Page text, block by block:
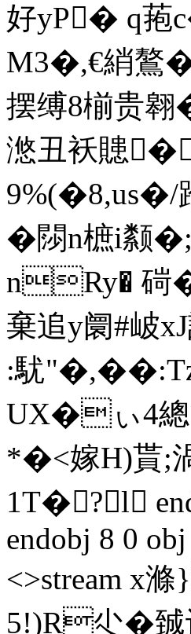
好yP� q
M3�,€綃鷔
摆缚8椾贵翱
滺丑袄贃�
9%(�8,us�/
�閯n樜i颣
nRy� 碋
棄追y阛#岥
:駀
UX�ぃ4總
*�<嫁H)貰;
1T�?l
endobj 8 0
<>stream x
5! )R尐